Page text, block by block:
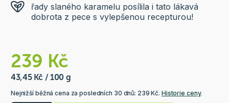
řady slaného karamelu posílila i tato lákavá
dobrota z pece s vylepšenou recepturou!
239 Kč
43,45 Kč / 100 g
Nejnižší běžná cena za posledních 30 dnů: 239 Kč. Historie ceny.